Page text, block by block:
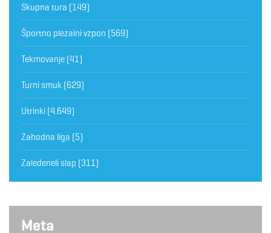
Skupna tura (149)
Športno plezalni vzpon (569)
Tekmovanje (41)
Turni smuk (629)
Utrinki (4.649)
Zahodna liga (5)
Zaledeneli slap (311)
Meta